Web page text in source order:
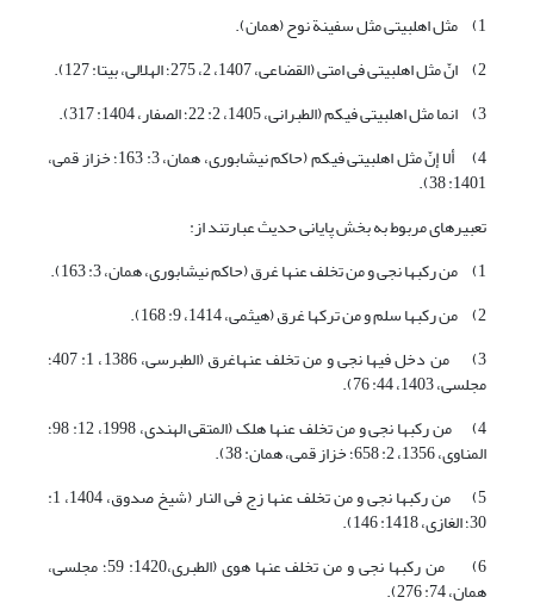
1) مثل اهل‏بیتی مثل سفینة نوح (همان).
2) انّ مثل اهل‏بیتی فی امتی (القضاعی، 1407، 2، 275؛ الهلالی، بی‏تا: 127).
3) انما مثل اهل‏بیتی فیکم (الطبرانی، 1405، 2: 22؛ الصفار، 1404: 317).
4) ألا إنّ مثل اهل‏بیتی فیکم (حاکم نیشابوری، همان، 3: 163؛ خزاز قمی،
1401: 38).
تعبیرهای مربوط به بخش پایانی حدیث عبارتند از:
1) من رکبها نجی و من تخلف عنها غرق (حاکم نیشابوری، همان، 3: 163).
2) من رکبها سلم و من ترکها غرق (هیثمی، 1414، 9: 168).
3) من دخل فیها نجی و من تخلف عنهاغرق (الطبرسی، 1386، 1: 407؛
مجلسی، 1403، 44: 76).
4) من رکبها نجی و من تخلف عنها هلک (المتقی الهندی، 1998، 12: 98؛
المناوی، 1356، 2: 658؛ خزاز قمی، همان: 38).
5) من رکبها نجی و من تخلف عنها زج فی النار (شیخ صدوق، 1404، 1:
30؛ الغازی، 1418: 146).
6) من رکبها نجی و من تخلف عنها هوی (الطبری،1420: 59؛ مجلسی،
همان، 74: 276).